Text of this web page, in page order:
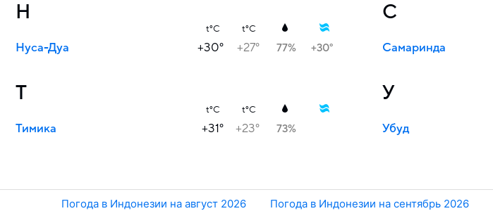
Н
t°C t°C
Нуса-Дуа +30° +27° 77% +30°
С
Самаринда
Т
t°C t°C
Тимика +31° +23° 73%
У
Убуд
Погода в Индонезии на август 2026 Погода в Индонезии на сентябрь 2026